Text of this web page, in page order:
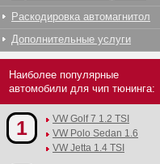
Раскодировка автомагнитол
Дополнительные услуги
Наиболее популярные
автомобили для чип тюнинга:
1
VW Golf 7 1.2 TSI
VW Polo Sedan 1.6
VW Jetta 1.4 TSI